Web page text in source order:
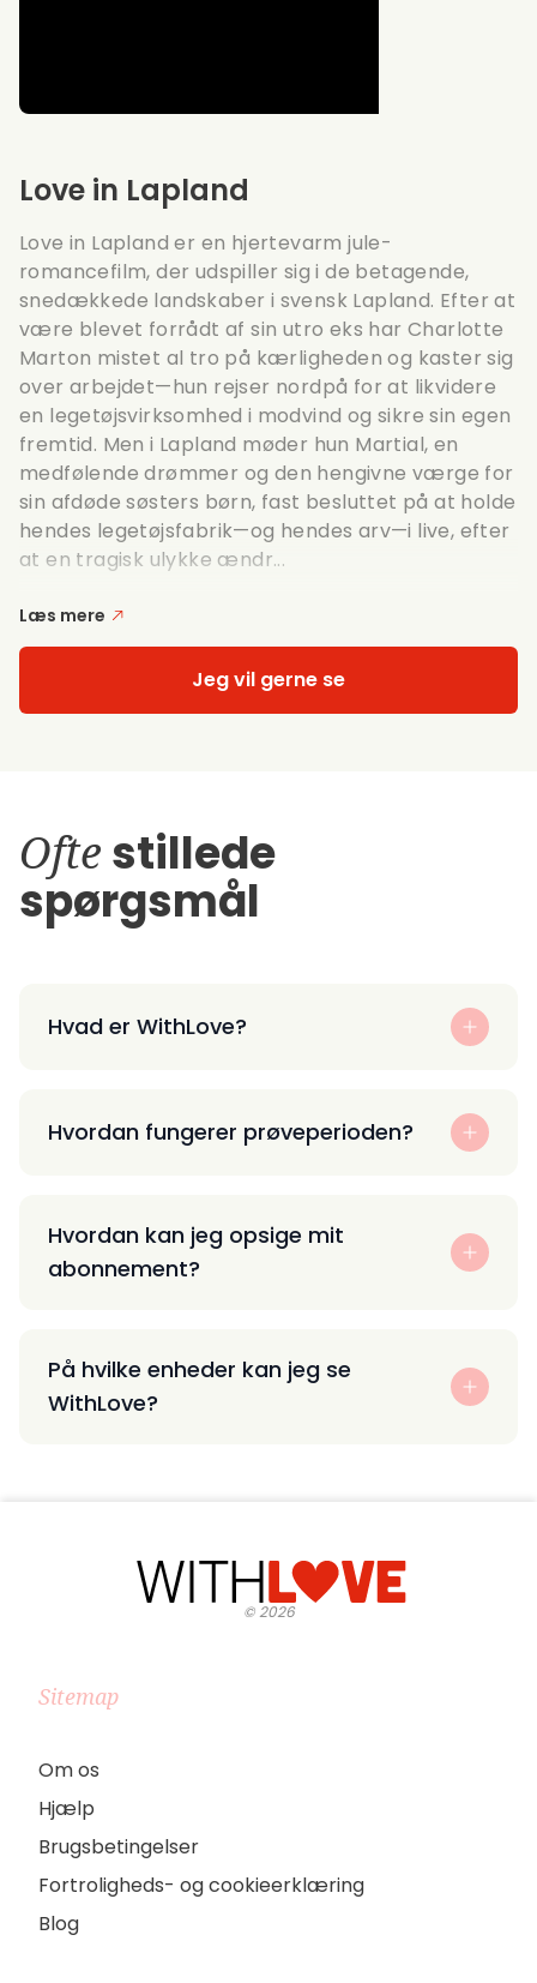
Love in Lapland
Love in Lapland er en hjertevarm jule-
romancefilm, der udspiller sig i de betagende,
snedækkede landskaber i svensk Lapland. Efter at
være blevet forrådt af sin utro eks har Charlotte
Marton mistet al tro på kærligheden og kaster sig
over arbejdet—hun rejser nordpå for at likvidere
en legetøjsvirksomhed i modvind og sikre sin egen
fremtid. Men i Lapland møder hun Martial, en
medfølende drømmer og den hengivne værge for
sin afdøde søsters børn, fast besluttet på at holde
hendes legetøjsfabrik—og hendes arv—i live, efter
at en tragisk ulykke ændr...
Læs mere
Jeg vil gerne se
Ofte stillede
spørgsmål
Hvad er WithLove?
Hvordan fungerer prøveperioden?
Hvordan kan jeg opsige mit
abonnement?
På hvilke enheder kan jeg se
WithLove?
©2026
Sitemap
Om os
Hjælp
Brugsbetingelser
Fortroligheds- og cookieerklæring
Blog